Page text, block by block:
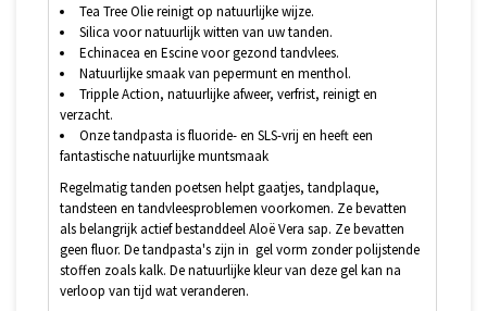
Tea Tree Olie reinigt op natuurlijke wijze.
Silica voor natuurlijk witten van uw tanden.
Echinacea en Escine voor gezond tandvlees.
Natuurlijke smaak van pepermunt en menthol.
Tripple Action, natuurlijke afweer, verfrist, reinigt en
verzacht.
Onze tandpasta is fluoride- en SLS-vrij en heeft een
fantastische natuurlijke muntsmaak
Regelmatig tanden poetsen helpt gaatjes, tandplaque,
tandsteen en tandvleesproblemen voorkomen. Ze bevatten
als belangrijk actief bestanddeel Aloë Vera sap. Ze bevatten
geen fluor. De tandpasta's zijn in gel vorm zonder polijstende
stoffen zoals kalk. De natuurlijke kleur van deze gel kan na
verloop van tijd wat veranderen.